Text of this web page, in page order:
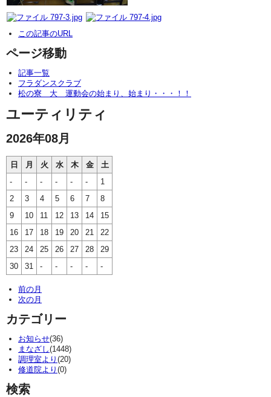
この記事のURL
ページ移動
記事一覧
フラダンスクラブ
松の寮 大 運動会の始まり、始まり・・・！！
ユーティリティ
2026年08月
日 月 火 水 木 金
土
-
- - - - -
1
2
3 4 5 6 7
8
9
10 11 12 13 14
15
16
17 18 19 20 21
22
23
24 25 26 27 28
29
30
31 - - - - -
前の月
次の月
カテゴリー
お知らせ(36)
まなざし(1448)
調理室より (20)
修道院より (0)
検索